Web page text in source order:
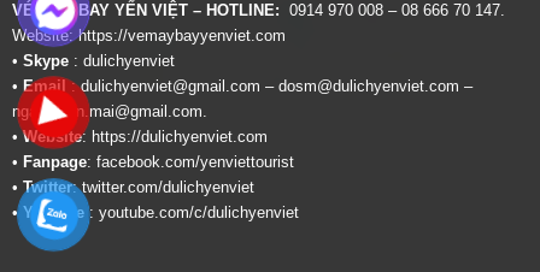
VÉ MÁY BAY YẾN VIỆT – HOTLINE: 0914 970 008 – 08 666 70 147.
Website:https://vemaybayyenviet.com
• Skype : dulichyenviet
• Email :dulichyenviet@gmail.com – dosm@dulichyenviet.com –
ngan.phan.mai@gmail.com.
•Website: https://dulichyenviet.com
• Fanpage: facebook.com/yenviettourist
• Twitter:twitter.com/dulichyenviet
• Youtube : youtube.com/c/dulichyenviet